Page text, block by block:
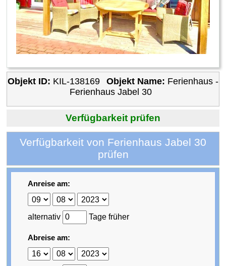
Objekt ID: KIL-138169 Objekt Name: Ferienhaus -
Ferienhaus Jabel 30
Verfügbarkeit prüfen
Verfügbarkeit von Ferienhaus Jabel 30
prüfen
Anreise am:
alternativ Tage früher
Abreise am: